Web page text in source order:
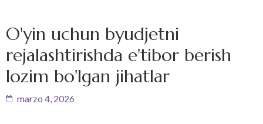
O'yin uchun byudjetni
rejalashtirishda e'tibor berish
lozim bo'lgan jihatlar
marzo 4, 2026